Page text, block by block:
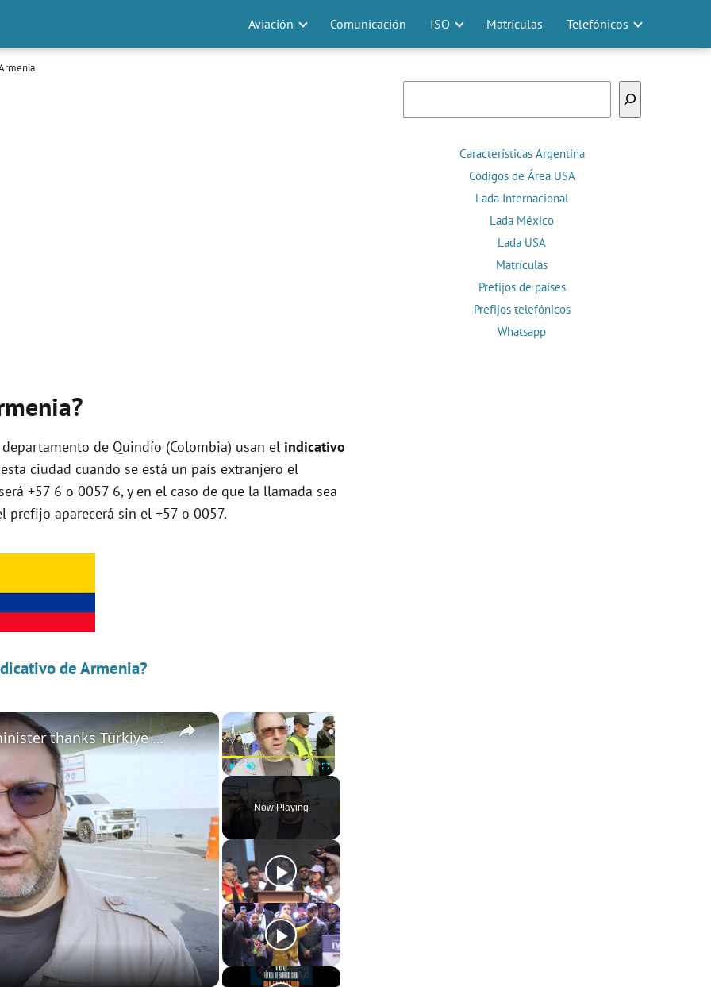
Aviación Comunicación ISO Matrículas Telefónicos
de Quindío (Colombia) usan el indicativo
ciudad cuando se está un país extranjero el
+57 6 o 0057 6, y en el caso de que la llamada sea
aparecerá sin el +57 o 0057.
de Armenia?
×
Fullscreen
Now Playing
×
Venezuela: Venezuela’s foreign minister thanks Türkiye for sending search and rescue teams after deadly earthquakes.
Características Argentina
Códigos de Área USA
Lada Internacional
Lada México
Lada USA
Matrículas
Prefijos de países
Prefijos telefónicos
Whatsapp